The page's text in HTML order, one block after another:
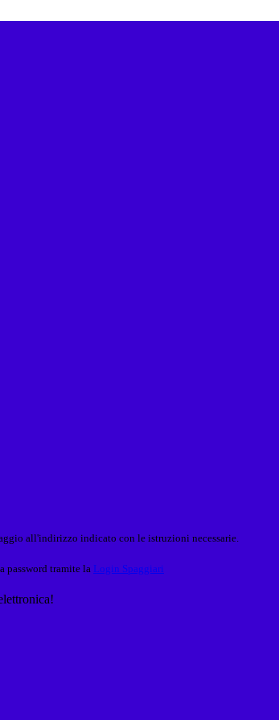
all'indirizzo indicato con le istruzioni necessarie.
password tramite la Login Spaggiari